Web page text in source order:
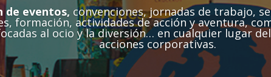
de eventos, convenciones, jornadas de trabajo,
formación, actividades de acción y aventura,
al ocio y la diversión… en cualquier lugar
acciones corporativas.